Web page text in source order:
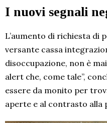
I nuovi segnali
L’aumento di richiesta di
versante cassa
disoccupazione, non è
alert che, come tale”,
essere da monito per
aperte e al contrasto alla